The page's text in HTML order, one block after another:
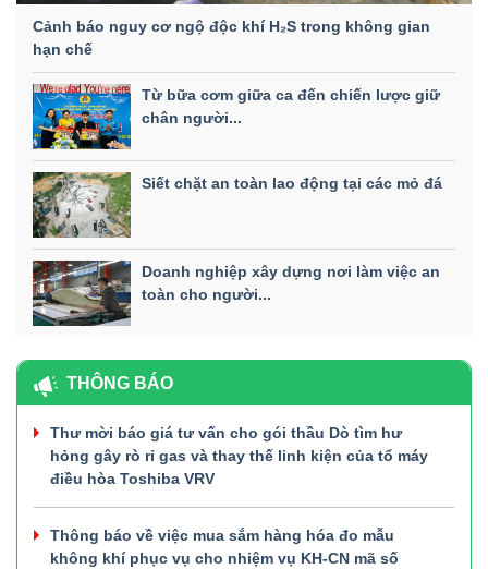
Cảnh báo nguy cơ ngộ độc khí H₂S trong không gian
hạn chế
Từ bữa cơm giữa ca đến chiến lược giữ
chân người...
Siết chặt an toàn lao động tại các mỏ đá
Doanh nghiệp xây dựng nơi làm việc an
toàn cho người...
THÔNG BÁO
Thư mời báo giá tư vấn cho gói thầu Dò tìm hư
hỏng gây rò rỉ gas và thay thế linh kiện của tổ máy
điều hòa Toshiba VRV
Thông báo về việc mua sắm hàng hóa đo mẫu
không khí phục vụ cho nhiệm vụ KH-CN mã số